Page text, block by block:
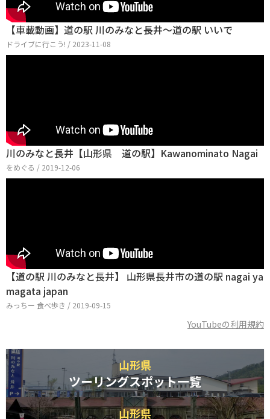
【車載動画】道の駅 川のみなと長井～道の駅 いいで
ドライブに行こう! / 2023-11-08
川のみなと長井【山形県 道の駅】Kawanominato Nagai
をめぐる / 2019-12-06
【道の駅 川のみなと長井】 山形県長井市の道の駅 nagai ya
magata japan
みっちー 食べ歩き / 2019-09-15
YouTubeの利用規約
山形県
ツーリングスポット一覧
山形県